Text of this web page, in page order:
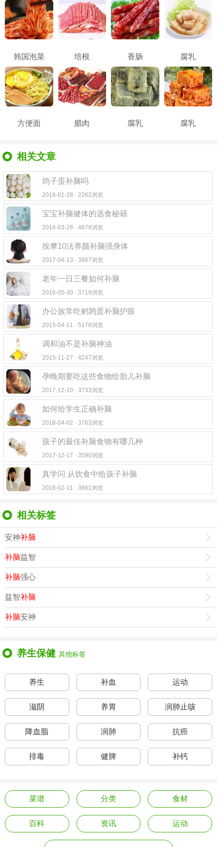
韩国泡菜 培根 香肠 腐乳
方便面 腊肉 腐乳 腐乳
相关文章
鸽子蛋补脑吗
2018-01-28 · 2262浏览
宝宝补脑健体的选食秘籍
2018-03-28 · 4679浏览
按摩10法养颜补脑强身体
2017-04-13 · 3867浏览
老年一日三餐如何补脑
2016-05-30 · 3719浏览
办公族常吃鹌鹑蛋补脑护眼
2015-04-11 · 5178浏览
调和油不是补脑神油
2015-11-27 · 4247浏览
孕晚期要吃这些食物给胎儿补脑
2017-12-10 · 3733浏览
如何给学生正确补脑
2018-04-02 · 3763浏览
孩子的最佳补脑食物有哪几种
2017-12-17 · 3590浏览
真学问 从饮食中给孩子补脑
2018-02-11 · 3661浏览
相关标签
安神补脑
补脑益智
补脑强心
益智补脑
补脑安神
养生保健 其他标签
养生 补血 运动
滋阴 养胃 润肺止咳
降血脂 润肺 抗癌
排毒 健脾 补钙
菜谱 分类 食材
百科 资讯 运动